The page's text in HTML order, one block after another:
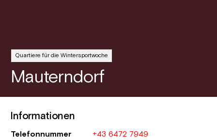
Quartiere für die Wintersportwoche
Mauterndorf
Informationen
Telefonnummer
+43 6472 7949